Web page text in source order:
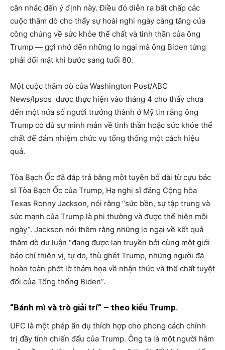
cân nhắc đến ý định này. Điều đó diễn ra bất chấp các
cuộc thăm dò cho thấy sự hoài nghi ngày càng tăng của
công chúng về sức khỏe thể chất và tinh thần của ông
Trump — gợi nhớ đến những lo ngại mà ông Biden từng
phải đối mặt khi bước sang tuổi 80.
Một cuộc thăm dò của Washington Post/ABC
News/Ipsos được thực hiện vào tháng 4 cho thấy chưa
đến một nửa số người trưởng thành ở Mỹ tin rằng ông
Trump có đủ sự minh mẫn về tinh thần hoặc sức khỏe thể
chất để đảm nhiệm chức vụ tổng thống một cách hiệu
quả.
Tòa Bạch Ốc đã đáp trả bằng một tuyên bố dài từ cựu bác
sĩ Tòa Bạch Ốc của Trump, Hạ nghị sĩ đảng Cộng hòa
Texas Ronny Jackson, nói rằng “sức bền, sự tập trung và
sức mạnh của Trump là phi thường và được thể hiện mỗi
ngày”. Jackson nói thêm rằng những lo ngại về kết quả
thăm dò dư luận “đang được lan truyền bởi cùng một giới
báo chí thiên vị, tự do, thù ghét Trump, những người đã
hoàn toàn phớt lờ thảm họa về nhận thức và thể chất tuyệt
đối của Tổng thống Biden”.
“Bánh mì và trò giải trí” – theo kiểu Trump.
UFC là một phép ẩn dụ thích hợp cho phong cách chính
trị đầy tính chiến đấu của Trump. Ông ta là một người hâm